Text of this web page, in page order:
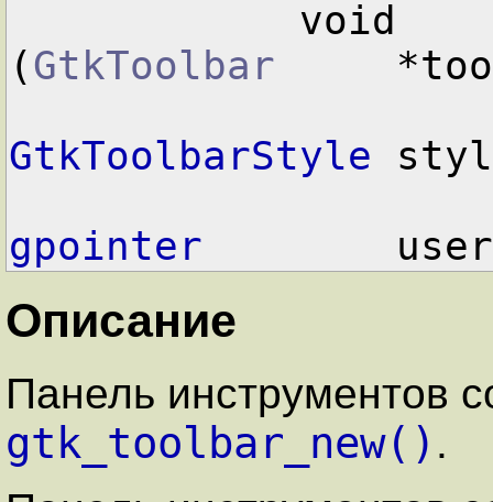
(GtkToolbar
GtkToolbarStyle
gpointer
Описание
Панель инструментов
gtk_toolbar_new() .